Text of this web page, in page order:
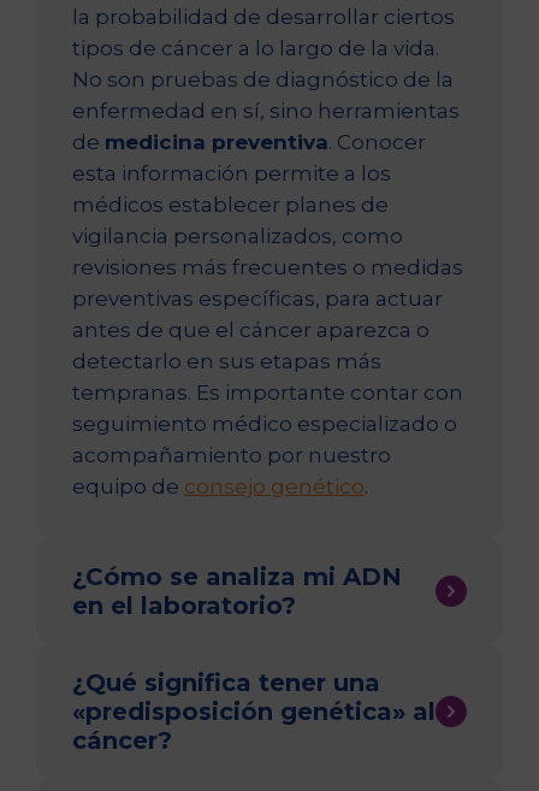
la probabilidad de desarrollar ciertos
tipos de cáncer a lo largo de la vida.
No son pruebas de diagnóstico de la
enfermedad en sí, sino herramientas
de medicina preventiva. Conocer
esta información permite a los
médicos establecer planes de
vigilancia personalizados, como
revisiones más frecuentes o medidas
preventivas específicas, para actuar
antes de que el cáncer aparezca o
detectarlo en sus etapas más
tempranas. Es importante contar con
seguimiento médico especializado o
acompañamiento por nuestro
equipo de consejo genético.
¿Cómo se analiza mi ADN
en el laboratorio?
utilizamos la tecnología más
avanzada deSecuenciación de
Nueva Generación (NGS)
¿Qué significa tener una
«predisposición genética» al
cáncer?